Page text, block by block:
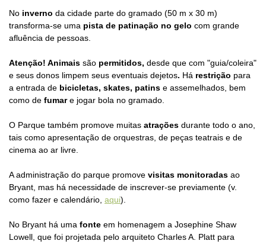
No inverno da cidade parte do gramado (50 m x 30 m)
transforma-se uma pista de patinação no gelo com grande
afluência de pessoas.
Atenção! Animais são permitidos, desde que com "guia/coleira"
e seus donos limpem seus eventuais dejetos. Há restrição para
a entrada de bicicletas, skates, patins e assemelhados, bem
como de fumare jogar bola no gramado.
O Parque também promove muitas atrações durante todo o ano,
tais como apresentação de orquestras, de peças teatrais e de
cinema ao ar livre.
A administração do parque promove visitas monitoradas ao
Bryant, mas há necessidade de inscrever-se previamente (v.
como fazer e calendário, aqui).
No Bryant há uma fonte em homenagem a Josephine Shaw
Lowell, que foi projetada pelo arquiteto Charles A. Platt para